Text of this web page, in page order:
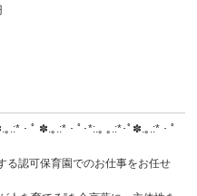
.:*・ﾟ ✽.｡.:*・ﾟ･*:.｡ ｡.:*･ﾟ✽.｡.:*・ﾟ
る認可保育園でのお仕事をお任せ